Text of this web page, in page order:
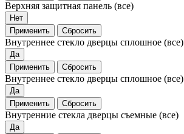
Верхняя защитная панель (все)
Нет
Применить
Сбросить
Внутреннее стекло дверцы сплошное (все)
Да
Применить
Сбросить
Внутреннее стекло дверцы сплошное (все)
Да
Применить
Сбросить
Внутренние стекла дверцы съемные (все)
Да